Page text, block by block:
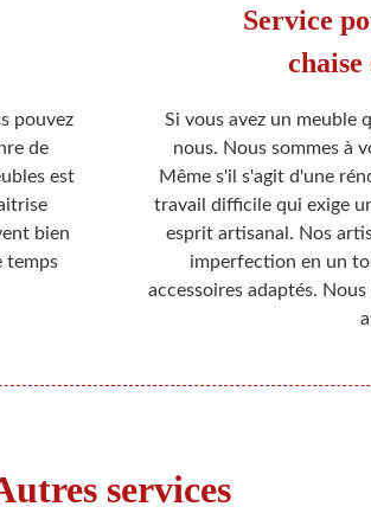
pouvez
de
est
bien
temps
Service
chaise
Si vous avez un meuble
nous. Nous sommes à
Même s'il s'agit d'une
travail difficile qui exige
esprit artisanal. Nos
imperfection en un
accessoires adaptés.
services